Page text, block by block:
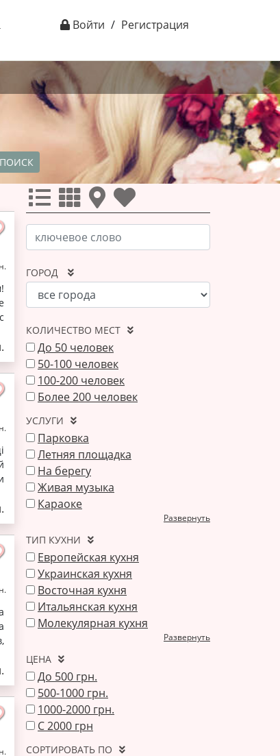
Войти / Регистрация
ПОИСК
ГОРОД
КОЛИЧЕСТВО МЕСТ
До 50 человек
50-100 человек
100-200 человек
Более 200 человек
УСЛУГИ
Парковка
Летняя площадка
На берегу
Живая музыка
Караоке
Развернуть
ТИП КУХНИ
Европейская кухня
Украинская кухня
Восточная кухня
Итальянская кухня
Молекулярная кухня
Развернуть
ЦЕНА
До 500 грн.
500-1000 грн.
1000-2000 грн.
С 2000 грн
СОРТИРОВАТЬ ПО